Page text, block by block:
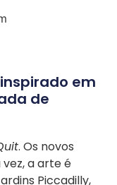
em
de
. Os novos
a arte é
Piccadilly,